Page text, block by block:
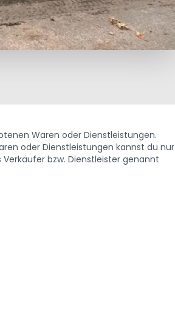
Waren oder Dienstleistungen.
oder Dienstleistungen kannst du nur
bzw. Dienstleister genannt